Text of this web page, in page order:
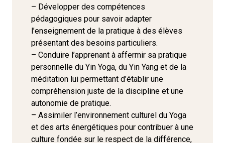
– Développer des compétences
pédagogiques pour savoir adapter
l’enseignement de la pratique à des élèves
présentant des besoins particuliers.
– Conduire l’apprenant à affermir sa pratique
personnelle du Yin Yoga, du Yin Yang et de la
méditation lui permettant d’établir une
compréhension juste de la discipline et une
autonomie de pratique.
– Assimiler l’environnement culturel du Yoga
et des arts énergétiques pour contribuer à une
culture fondée sur le respect de la différence,